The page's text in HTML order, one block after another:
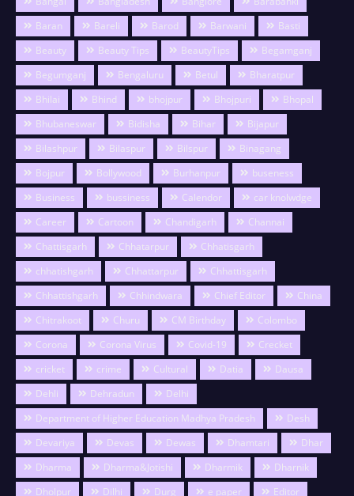
Baran
Bareli Barod Barwani
Basti
Beauty
Beauty Tips BeautyTips
Begamganj
Begumganj
Bengaluru Betul
Bharatpur
Bhilai
Bhind bhojpur Bhojpuri
Bhopal
Bhubaneswar
Bidisha Bihar
Bijapur
Bilashpur
Bilaspur Bilspur
Binagang
Bojpur
Bollywood Burhanpur
buseness
Business
bussiness Calendor
car knolwdge
Career
Cartoon Chandigarh
Channai
Chattisgarh
Chhatarpur
Chhatisgarh
chhatishgarh
Chhattarpur
Chhattisgarh
Chhattishgarh
Chhindwara Chief Editor
China
Chitrakoot
Churu CM Birthday
Colombo
Corona
Corona Virus Covid-19
Crecket
cricket
crime Cultural Datia
Dausa
Dehli
Dehradun
Delhi
Department of Higher Education Madhya Pradesh
Desh
Devariya
Devas Dewas Dhamtari
Dhar
Dharma
Dharma&Jotishi Dharmik
Dharnik
Dholpur
Dilhi Durg e paper
Editor